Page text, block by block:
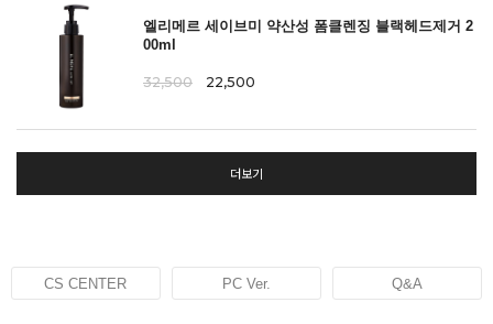
엘리메르 세이브미 약산성 폼클렌징 블랙헤드제거 2
00ml
32,500 22,500
더보기
CS CENTER PC Ver. Q&A